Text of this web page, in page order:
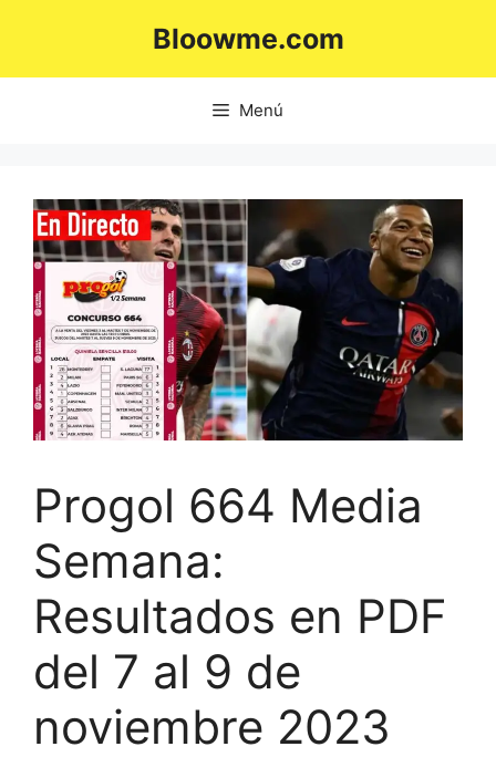
Bloowme.com
Menú
Progol 664 Media
Semana:
Resultados en PDF
del 7 al 9 de
noviembre 2023